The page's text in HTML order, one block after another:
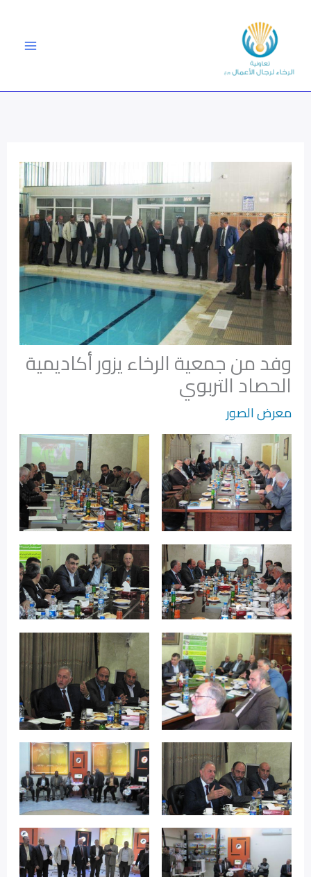
المحتوى
وفد من جمعية الرخاء يزور أكاديمية
الحصاد التربوي
معرض الصور